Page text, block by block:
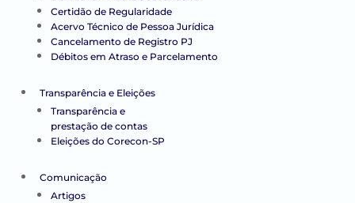
Certidão de Regularidade
Acervo Técnico de Pessoa Jurídica
Cancelamento de Registro PJ
Débitos em Atraso e Parcelamento
Transparência e Eleições
Transparência e
prestação de contas
Eleições do Corecon-SP
Comunicação
Artigos